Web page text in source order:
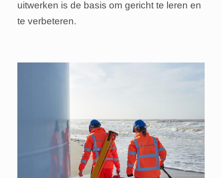
uitwerken is de basis om gericht te leren en
te verbeteren.